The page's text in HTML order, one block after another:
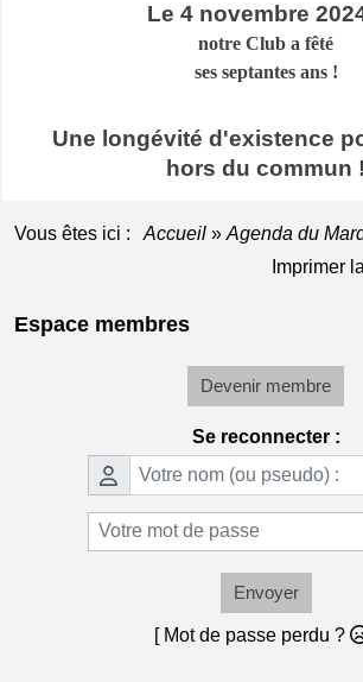
Le 4 novembre
notre Club a fêté
ses septantes ans !
Une longévité d'existence
hors du commun !
Vous êtes ici : Accueil » Agenda du
Imprimer
Espace membres
Devenir membre
Se reconnecter :
Envoyer
[ Mot de passe perdu ?